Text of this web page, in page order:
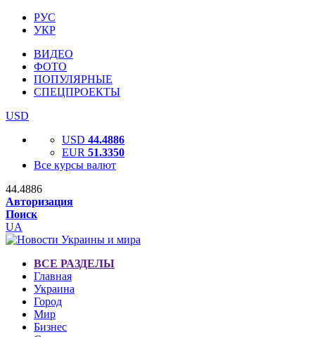
РУС
УКР
ВИДЕО
ФОТО
ПОПУЛЯРНЫЕ
СПЕЦПРОЕКТЫ
USD
USD 44.4886
EUR 51.3350
Все курсы валют
44.4886
Авторизация
Поиск
UA
ВСЕ РАЗДЕЛЫ
Главная
Украина
Город
Мир
Бизнес